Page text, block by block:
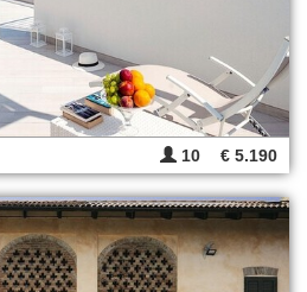
10 € 5.190